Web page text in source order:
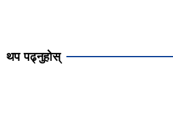
थप पढ्नुहोस्